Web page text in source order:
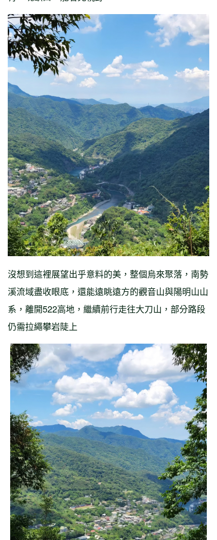
沒想到這裡展望出乎意料的美，整個烏來聚落，南勢
溪流域盡收眼底，還能遠眺遠方的觀音山與陽明山山
系，離開522高地，繼續前行走往大刀山，部分路段
仍需拉繩攀岩陡上